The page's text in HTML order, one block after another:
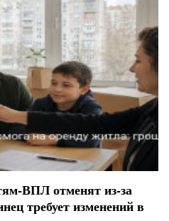
ВПЛ отменят из-за
требует изменений в